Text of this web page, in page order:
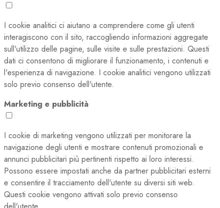
I cookie analitici ci aiutano a comprendere come gli utenti
interagiscono con il sito, raccogliendo informazioni aggregate
sull'utilizzo delle pagine, sulle visite e sulle prestazioni. Questi
dati ci consentono di migliorare il funzionamento, i contenuti e
l'esperienza di navigazione. I cookie analitici vengono utilizzati
solo previo consenso dell'utente.
Marketing e pubblicità
I cookie di marketing vengono utilizzati per monitorare la
navigazione degli utenti e mostrare contenuti promozionali e
annunci pubblicitari più pertinenti rispetto ai loro interessi.
Possono essere impostati anche da partner pubblicitari esterni
e consentire il tracciamento dell'utente su diversi siti web.
Questi cookie vengono attivati solo previo consenso